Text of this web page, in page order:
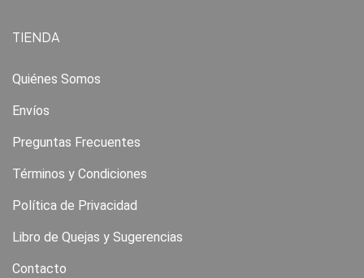
TIENDA
Quiénes Somos
Envíos
Preguntas Frecuentes
Términos y Condiciones
Política de Privacidad
Libro de Quejas y Sugerencias
Contacto